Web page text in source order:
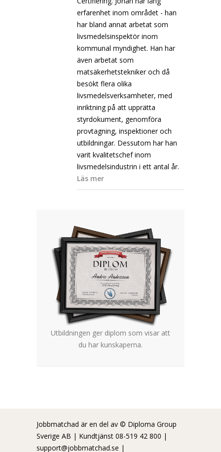
erfarenhet inom området - han
har bland annat arbetat som
livsmedelsinspektör inom
kommunal myndighet. Han har
även arbetat som
matsäkerhetstekniker och då
besökt flera olika
livsmedelsverksamheter, med
inriktning på att upprätta
styrdokument, genomföra
provtagning, inspektioner och
utbildningar. Dessutom har han
varit kvalitetschef inom
livsmedelsindustrin i ett antal år.
Läs mer
Utbildningen ger diplom som visar att
du har kunskaperna.
Jobbmatchad är en del av © Diploma Group
Sverige AB | Kundtjänst 08-519 42 800 |
support@jobbmatchad.se |